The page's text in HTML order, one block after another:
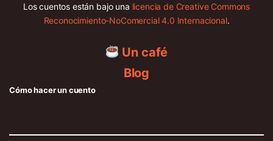
Los cuentos están bajo una licencia de Creative Commons
Reconocimiento-NoComercial 4.0 Internacional.
Un café
Blog
Cómo hacer un cuento